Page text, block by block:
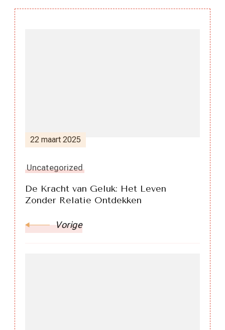
22 maart 2025
Uncategorized
De Kracht van Geluk: Het Leven
Zonder Relatie Ontdekken
Vorige